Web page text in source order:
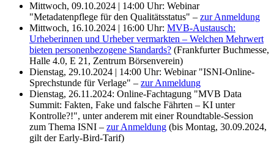
Mittwoch, 09.10.2024 | 14:00 Uhr: Webinar
"Metadatenpflege für den Qualitätsstatus" – zur Anmeldung
Mittwoch, 16.10.2024 | 16:00 Uhr: MVB-Austausch:
Urheberinnen und Urheber vermarkten – Welchen Mehrwert
bieten personenbezogene Standards? (Frankfurter Buchmesse,
Halle 4.0, E 21, Zentrum Börsenverein)
Dienstag, 29.10.2024 | 14:00 Uhr: Webinar "ISNI-Online-
Sprechstunde für Verlage" – zur Anmeldung
Dienstag, 26.11.2024: Online-Fachtagung "MVB Data
Summit: Fakten, Fake und falsche Fährten – KI unter
Kontrolle?!", unter anderem mit einer Roundtable-Session
zum Thema ISNI – zur Anmeldung (bis Montag, 30.09.2024,
gilt der Early-Bird-Tarif)